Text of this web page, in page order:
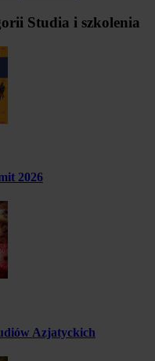
Studia i szkolenia
2026
Azjatyckich